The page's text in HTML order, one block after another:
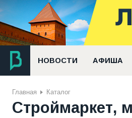
НОВОСТИ АФИША
Главная Каталог
Строймаркет,